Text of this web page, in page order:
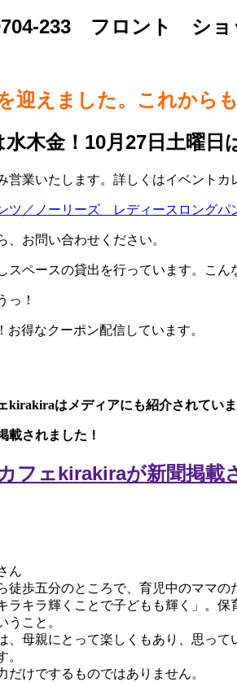
233 フロント ショ
迎えました。これから
木金！10月27日土曜
営業いたします。詳しくはイベント
ツ／ノーリーズ レディースロング
、お問い合わせください。
スペースの貸出を行っています。こん
っ！
お得なクーポン配信しています。
kirakiraは メディアにも紹介されてい
載されました！
ん
徒歩五分のところで、育児中のママの
ラキラ輝くことで子どもも輝く」。
うこと。
、母親にとって楽しくもあり、思っ
。
だけでするものではありません。